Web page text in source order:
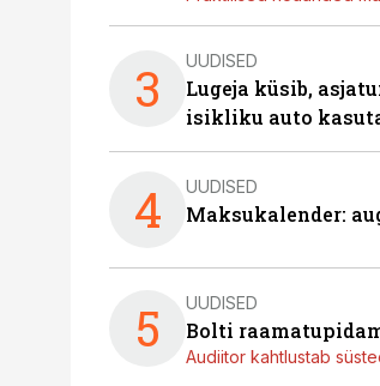
3 UUDISED
Lugeja küsib,
isikliku auto
4 UUDISED
Maksukalender:
5 UUDISED
Bolti
Audiitor kahtlustab